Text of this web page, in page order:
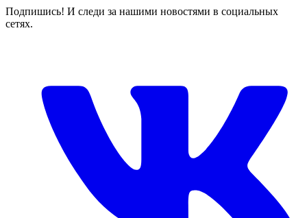
Подпишись! И следи за нашими новостями в социальных
сетях.